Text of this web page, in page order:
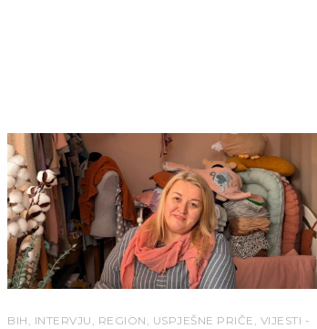
BIH , INTERVJU , REGION , USPJEŠNE PRIČE , VIJESTI